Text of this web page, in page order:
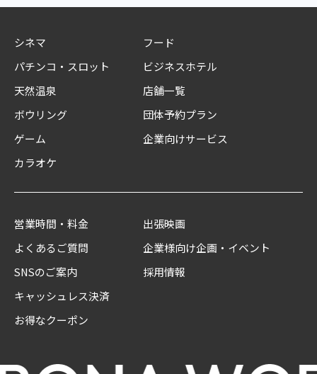
シネマ
パチンコ・スロット
天然温泉
ボウリング
ゲーム
カラオケ
フード
ビジネスホテル
店舗一覧
団体予約プラン
企業向けサービス
営業時間・料金
よくあるご質問
SNSのご案内
キャッシュレス決済
お得なクーポン
出張映画
企業様向け企画・イベント
採用情報